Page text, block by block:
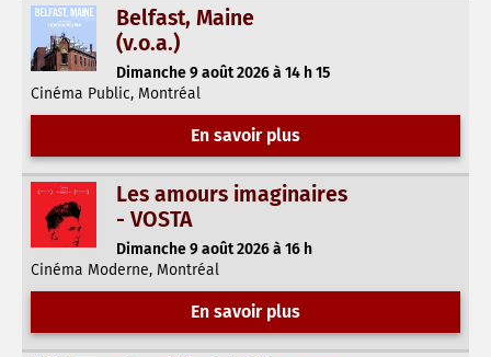
Belfast, Maine
(v.o.a.)
Dimanche 9 août 2026 à 14 h 15
Cinéma Public, Montréal
En savoir plus
Les amours imaginaires
- VOSTA
Dimanche 9 août 2026 à 16 h
Cinéma Moderne, Montréal
En savoir plus